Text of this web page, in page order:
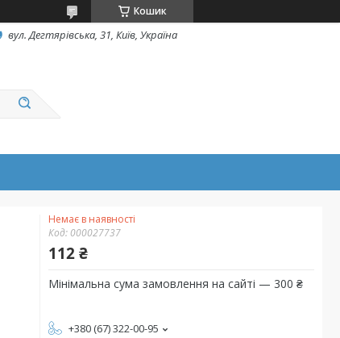
Кошик
вул. Дегтярівська, 31, Київ, Україна
Немає в наявності
Код: 000027737
112 ₴
Мінімальна сума замовлення на сайті — 300 ₴
+380 (67) 322-00-95